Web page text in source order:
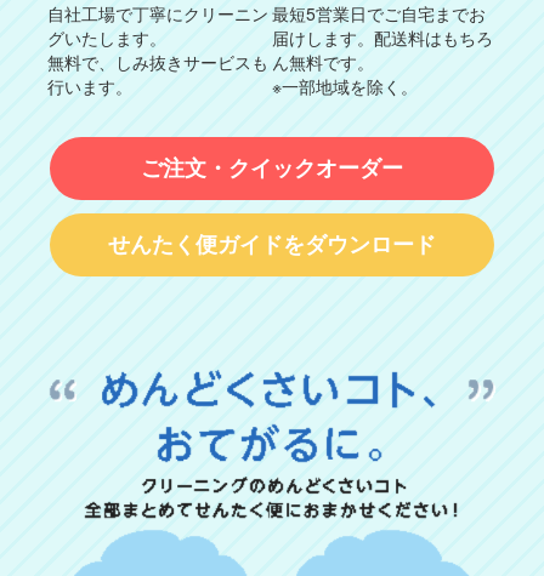
自社工場で丁寧にクリーニン
グいたします。
無料で、しみ抜きサービスも
行います。
最短5営業日でご自宅までお
届けします。配送料はもちろ
ん無料です。
※一部地域を除く。
ご注文・クイックオーダー
せんたく便ガイドをダウンロード